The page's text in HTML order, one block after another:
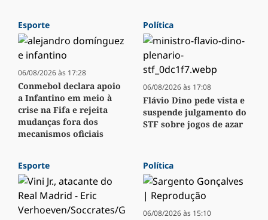
Esporte
06/08/2026 às 17:28
Conmebol declara apoio
a Infantino em meio à
crise na Fifa e rejeita
mudanças fora dos
mecanismos oficiais
Política
06/08/2026 às 17:08
Flávio Dino pede vista e
suspende julgamento do
STF sobre jogos de azar
Esporte Política
06/08/2026 às 15:10